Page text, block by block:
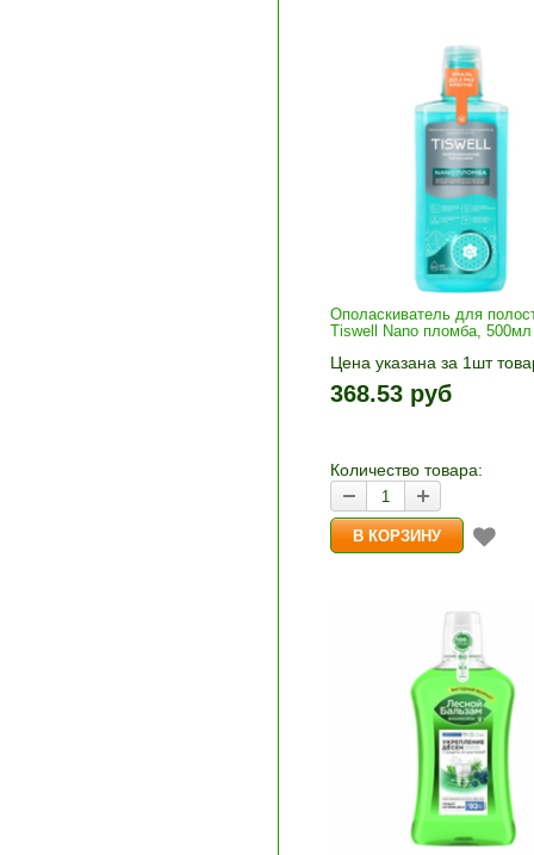
Ополаскиватель для
Tiswell Nano пломба, 500мл
Цена указана за 1шт
1шт прибавляется
и «-». Выберите нужное
368.53 руб
Количество товара: